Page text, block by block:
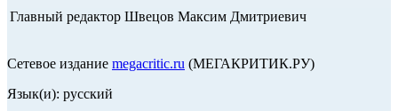
Главный редактор Швецов Максим Дмитриевич
Сетевое издание megacritic.ru (МЕГАКРИТИК.РУ)
Язык(и): русский